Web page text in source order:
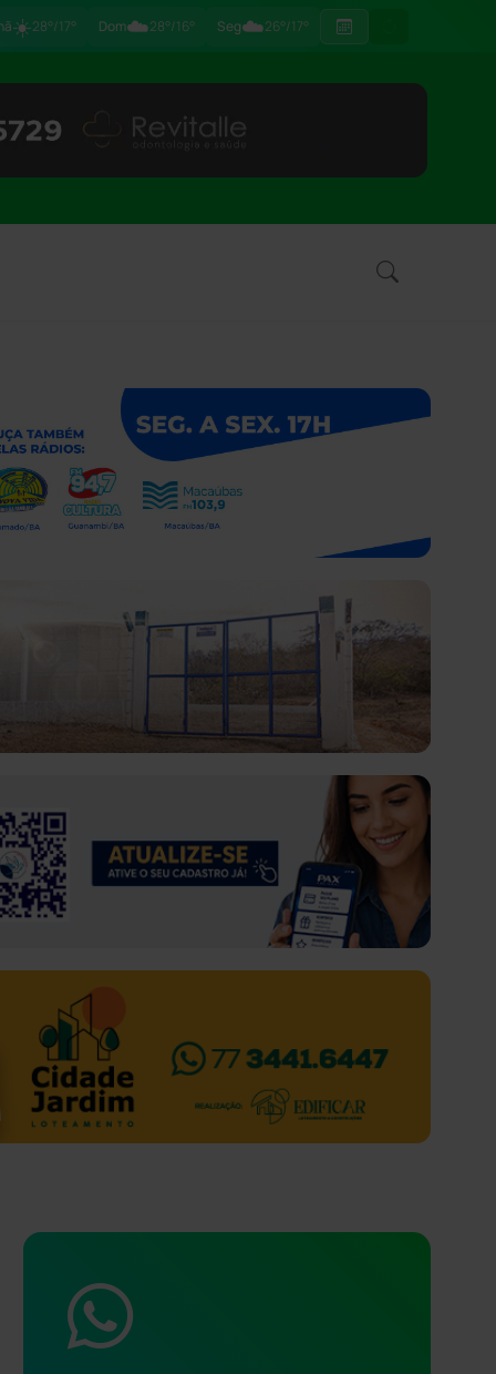
☀️28°/17° Dom☁️28°/16° Seg☁️26°/17°